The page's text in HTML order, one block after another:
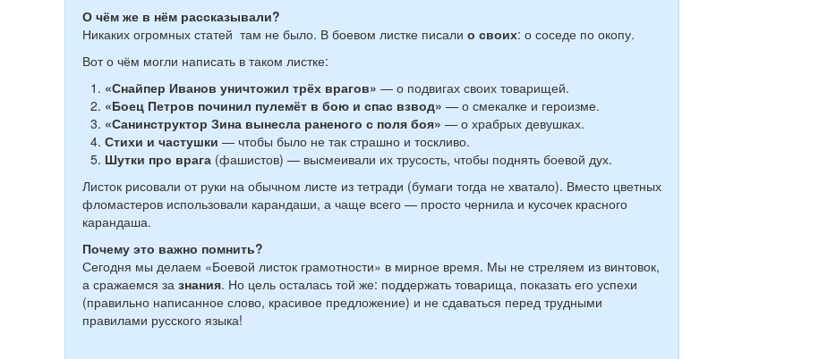
О чём же в нём рассказывали?
Никаких огромных статей там не было. В боевом листке писали о своих: о соседе по окопу.
Вот о чём могли написать в таком листке:
«Снайпер Иванов уничтожил трёх врагов» — о подвигах своих товарищей.
«Боец Петров починил пулемёт в бою и спас взвод» — о смекалке и героизме.
«Санинструктор Зина вынесла раненого с поля боя» — о храбрых девушках.
Стихи и частушки — чтобы было не так страшно и тоскливо.
Шутки про врага (фашистов) — высмеивали их трусость, чтобы поднять боевой дух.
Листок рисовали от руки на обычном листе из тетради (бумаги тогда не хватало). Вместо цветных
фломастеров использовали карандаши, а чаще всего — просто чернила и кусочек красного
карандаша.
Почему это важно помнить?
Сегодня мы делаем «Боевой листок грамотности» в мирное время. Мы не стреляем из винтовок,
а сражаемся за знания. Но цель осталась той же: поддержать товарища, показать его успехи
(правильно написанное слово, красивое предложение) и не сдаваться перед трудными
правилами русского языка!